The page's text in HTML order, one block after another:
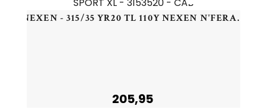
NEXEN - 315/35 YR20 TL 110Y NEXEN N'FERA SPORT XL - 3153520 - CAB
205,95